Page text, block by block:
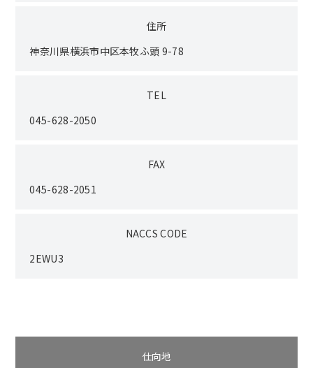
住所
神奈川県横浜市中区本牧ふ頭 9-78
TEL
045-628-2050
FAX
045-628-2051
NACCS CODE
2EWU3
仕向地